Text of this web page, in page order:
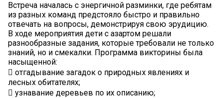
Встреча началась с энергичной разминки, где ребятам
из разных команд предстояло быстро и правильно
отвечать на вопросы, демонстрируя свою эрудицию.
В ходе мероприятия дети с азартом решали
разнообразные задания, которые требовали не только
знаний, но и смекалки. Программа викторины была
насыщенной:
 отгадывание загадок о природных явлениях и
лесных обитателях;
 узнавание деревьев по их описанию;